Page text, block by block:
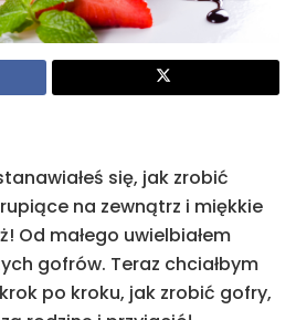
się, jak zrobić
na zewnątrz i miękkie
Od małego uwielbiałem
gofrów. Teraz chciałbym
po kroku, jak zrobić gofry,